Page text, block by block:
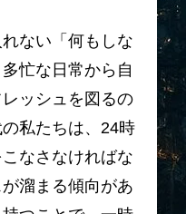
ない「何もしな
忙な日常から自
ッシュを図るの
私たちは、24時
なさなければな
溜まる傾向があ